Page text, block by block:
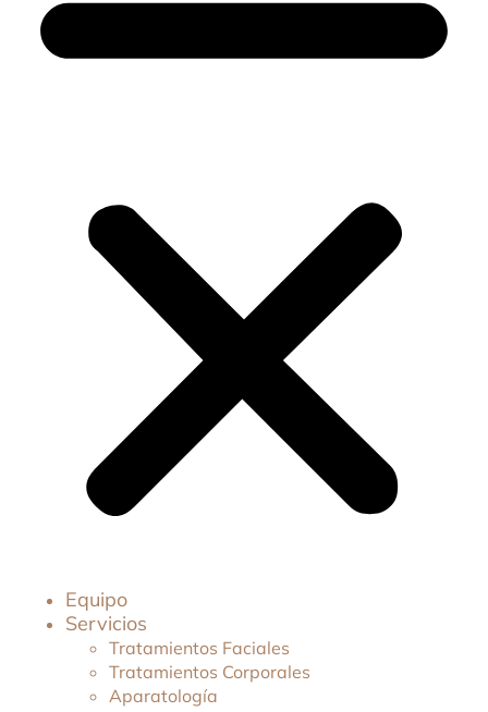
Equipo
Servicios
Tratamientos Faciales
Tratamientos Corporales
Aparatología